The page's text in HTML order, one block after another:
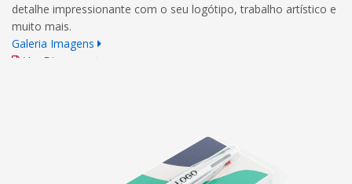
detalhe impressionante com o seu logótipo, trabalho artístico e
muito mais.
Galeria Imagens
Ver Diagrama